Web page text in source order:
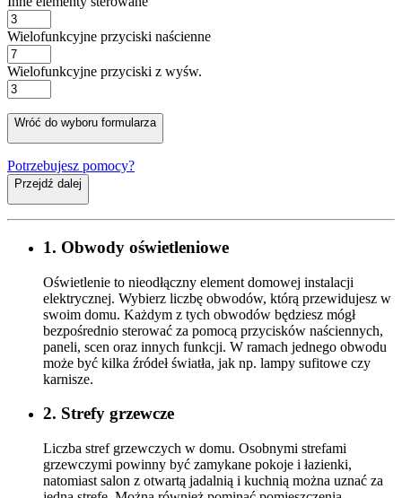
Wielofunkcyjne przyciski naścienne
Wielofunkcyjne przyciski z wyśw.
Wróć do wyboru formularza
Potrzebujesz pomocy?
Przejdź dalej
1. Obwody oświetleniowe
Oświetlenie to nieodłączny element domowej instalacji
elektrycznej. Wybierz liczbę obwodów, którą przewidujesz w
swoim domu. Każdym z tych obwodów będziesz mógł
bezpośrednio sterować za pomocą przycisków naściennych,
paneli, scen oraz innych funkcji. W ramach jednego obwodu
może być kilka źródeł światła, jak np. lampy sufitowe czy
karnisze.
2. Strefy grzewcze
Liczba stref grzewczych w domu. Osobnymi strefami
grzewczymi powinny być zamykane pokoje i łazienki,
natomiast salon z otwartą jadalnią i kuchnią można uznać za